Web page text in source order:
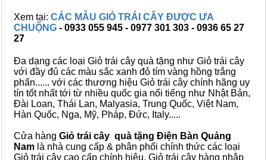
Xem tại: CÁC MẪU GIỎ TRÁI CÂY ĐƯỢC ƯA
CHUỘNG - 0933 055 945 - 0977 301 303 - 0936 65 27
27
Đa dạng các loại Giỏ trái cây quà tặng như Giỏ trái cây
với đầy đủ các màu sắc xanh đỏ tím vàng hồng trắng
phấn...... với các thương hiệu Giỏ trái cây chính hãng uy
tín tốt nhất tới từ nhiều quốc gia nổi tiếng như Nhật Bản,
Đài Loan, Thái Lan, Malyasia, Trung Quốc, Việt Nam,
Hàn Quốc, Nga, Mỹ, Pháp, Đức, Italy.....
Cửa hàng Giỏ trái cây quà tặng Điện Bàn Quảng
Nam là nhà cung cấp & phân phối chính thức các loại
Giỏ trái cây cao cấp chính hiệu, Giỏ trái cây hàng nhập